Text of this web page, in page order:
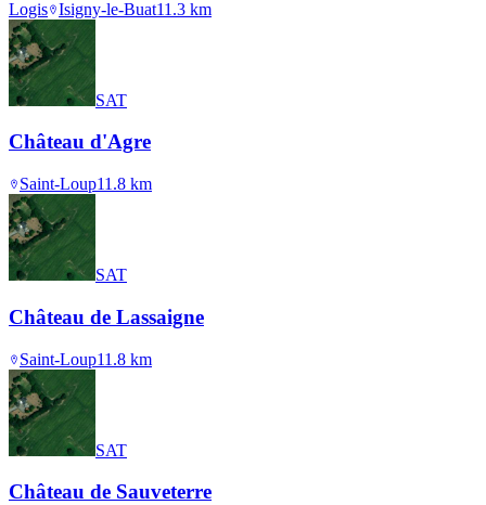
Logis Isigny-le-Buat11.3 km
SAT
Château d'Agre
Saint-Loup11.8 km
SAT
Château de Lassaigne
Saint-Loup11.8 km
SAT
Château de Sauveterre